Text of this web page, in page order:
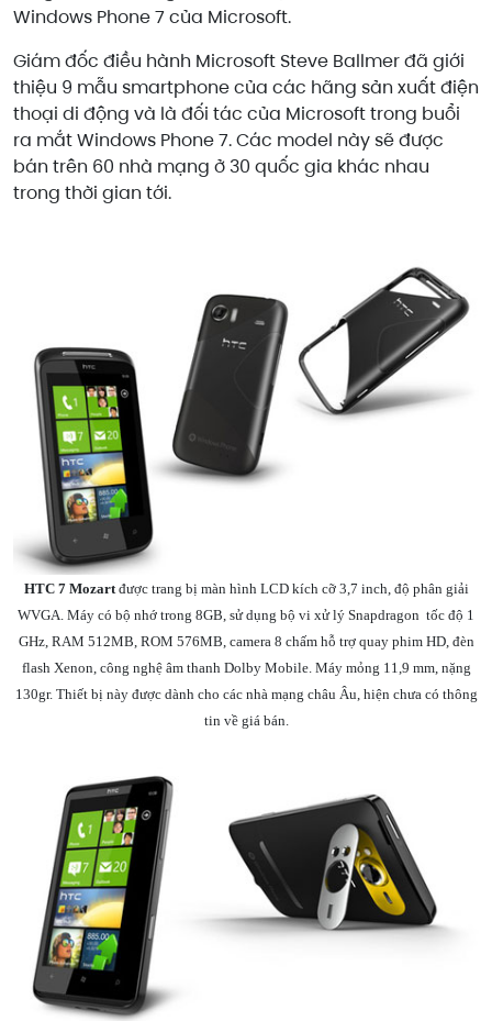
Windows Phone 7 của Microsoft.
Giám đốc điều hành Microsoft Steve Ballmer đã giới
thiệu 9 mẫu smartphone của các hãng sản xuất điện
thoại di động và là đối tác của Microsoft trong buổi
ra mắt Windows Phone 7. Các model này sẽ được
bán trên 60 nhà mạng ở 30 quốc gia khác nhau
trong thời gian tới.
HTC 7 Mozartđược trang bị màn hình LCD kích cỡ 3,7 inch, độ phân giải
WVGA. Máy có bộ nhớ trong 8GB, sử dụng bộ vi xử lý Snapdragon tốc độ 1
GHz, RAM 512MB, ROM 576MB, camera 8 chấm hỗ trợ quay phim HD, đèn
flash Xenon, công nghệ âm thanh Dolby Mobile. Máy mỏng 11,9 mm, nặng
130gr. Thiết bị này được dành cho các nhà mạng châu Âu, hiện chưa có thông
tin về giá bán.